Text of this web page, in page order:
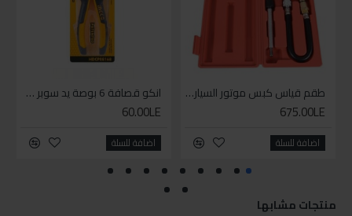
طقم قياس كبس موتور السياره 3 ق
675.00LE
اضافة للسلة
انكو قصافة 6 بوصة يد سوبر وان
60.00LE
اضافة للسلة
منتجات مشابها